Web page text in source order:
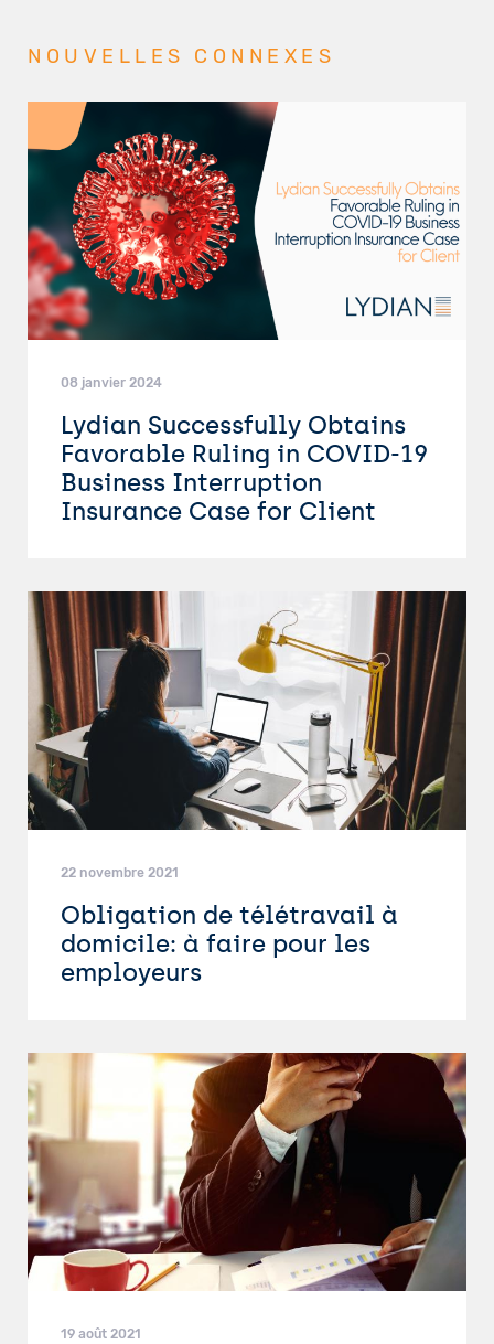
NOUVELLES CONNEXES
08 janvier 2024
Lydian Successfully Obtains
Favorable Ruling in COVID-19
Business Interruption
Insurance Case for Client
22 novembre 2021
Obligation de télétravail à
domicile: à faire pour les
employeurs
19 août 2021